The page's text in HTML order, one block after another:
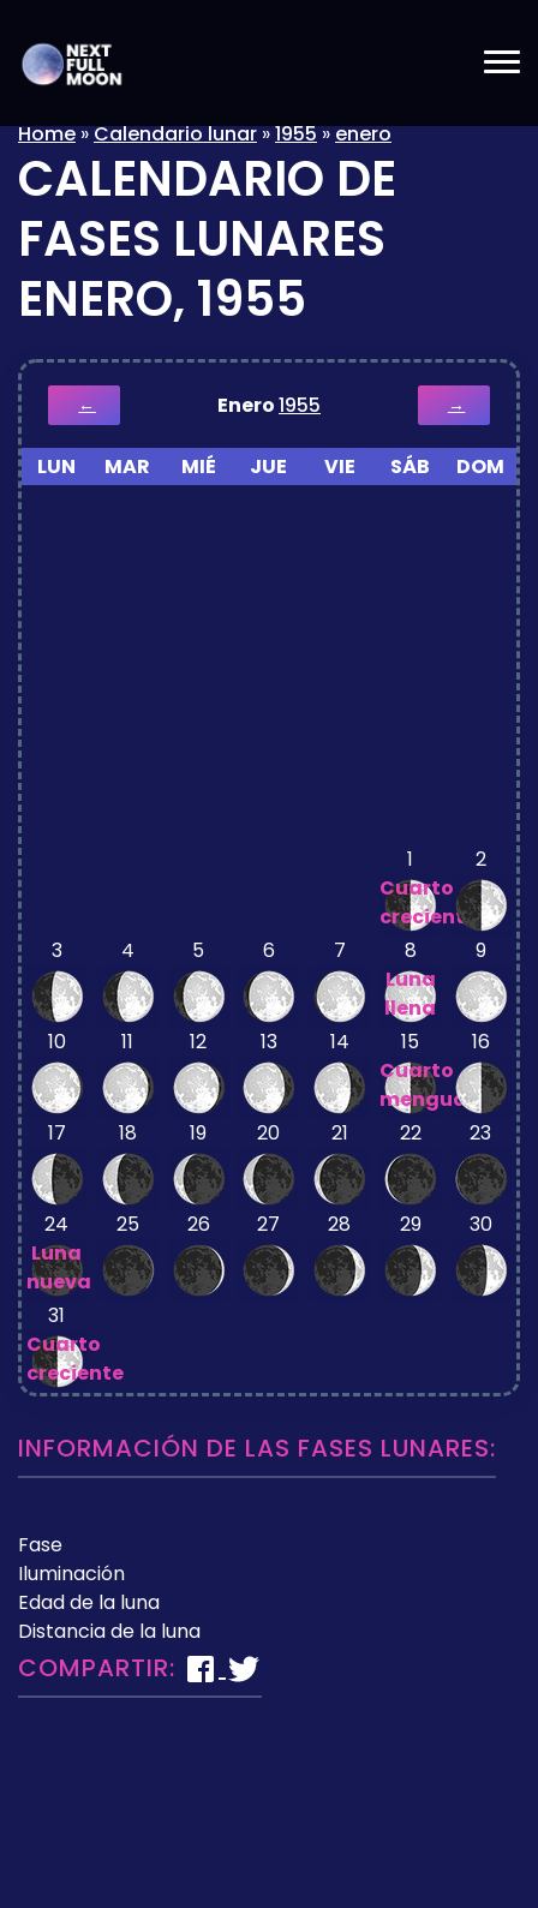
Home»Calendario lunar»1955»enero
CALENDARIO DE
FASES LUNARES
ENERO, 1955
← Enero1955 →
LUN MAR MIÉ JUE VIE SÁB DOM
1
Cuarto
creciente
2
3 4 5 6 7
8
Luna
llena
9
10 11 12 13 14
15
Cuarto
menguante
16
17 18 19 20 21 22 23
24
Luna
nueva
25 26 27 28 29 30
31
Cuarto
creciente
INFORMACIÓN DE LAS FASES LUNARES:
Fase
Iluminación
Edad de la luna
Distancia de la luna
COMPARTIR: